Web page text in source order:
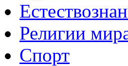
Религии
Спорт